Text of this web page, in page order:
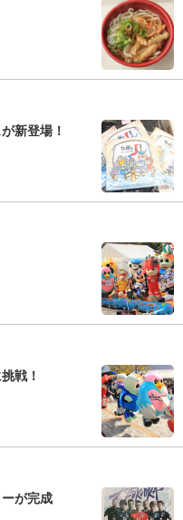
が新登場！
戦！
ーが完成